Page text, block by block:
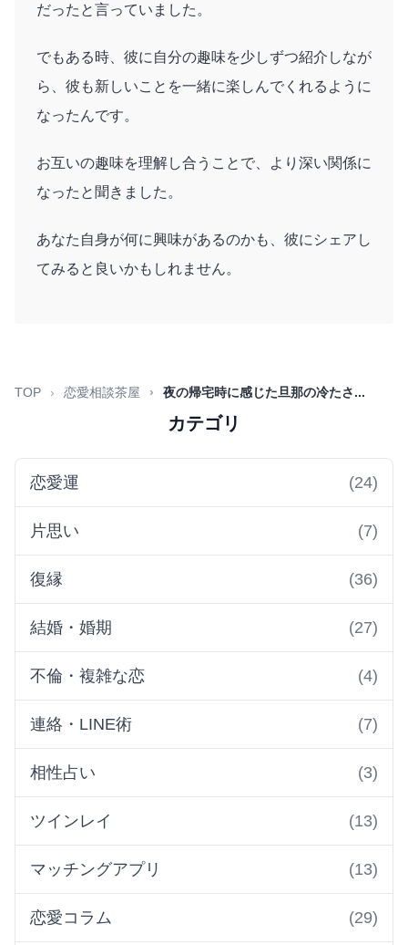
だったと言っていました。
でもある時、彼に自分の趣味を少しずつ紹介しなが
ら、彼も新しいことを一緒に楽しんでくれるように
なったんです。
お互いの趣味を理解し合うことで、より深い関係に
なったと聞きました。
あなた自身が何に興味があるのかも、彼にシェアし
てみると良いかもしれません。
TOP 恋愛相談茶屋 夜の帰宅時に感じた旦那の冷たさ...
カテゴリ
恋愛運 (24)
片思い (7)
復縁 (36)
結婚・婚期 (27)
不倫・複雑な恋 (4)
連絡・LINE術 (7)
相性占い (3)
ツインレイ (13)
マッチングアプリ (13)
恋愛コラム (29)